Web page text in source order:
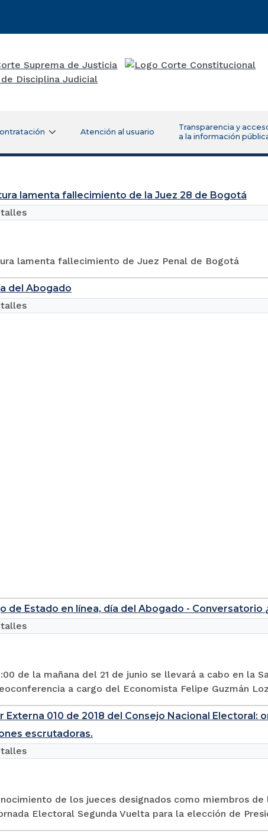
Atención al usuario
Transparencia y
a la información
lamenta fallecimiento de la Juez 28 de Bogotá
lamenta fallecimiento de Juez Penal de Bogotá
del Abogado
de Estado en línea, día del Abogado -
de la mañana del 21 de junio se llevará a cabo en la
a cargo del Economista Felipe Guzmán
Externa 010 de 2018 del Consejo Nacional Electoral:
escrutadoras.
de los jueces designados como miembros
Electoral Segunda Vuelta para la elección de